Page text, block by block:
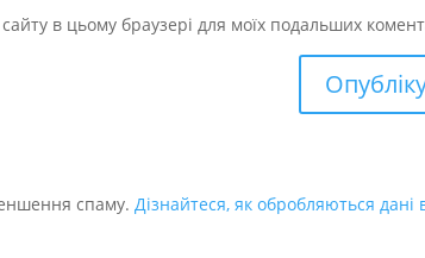
в цьому браузері для моїх подальших
спаму.Дізнайтеся, як обробляються дані